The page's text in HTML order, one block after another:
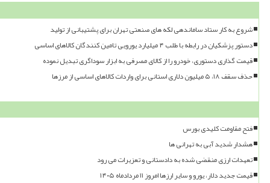
شروع به کار ستاد ساماندهی لکه های صنعتی تهران برای پشتیبانی از تولید
دستور پزشکیان در رابطه با طلب ۴ میلیارد یورویی تامین کنندگان کالاهای اساسی
قیمت گذاری دستوری، خودرو را از کالای مصرفی به ابزار سوداگری تبدیل نموده
حذف سقف ۱۸، ۵ میلیون دلاری استانی برای واردات کالاهای اساسی از مرزها
فتح مقاومت کلیدی بورس
هشدار شدید آبی به تهرانی ها
تعهدات ارزی منقضی شده به دادستانی و تعزیرات می رود
قیمت جدید دلار، یورو و سایر ارزها امروز ۱۱ مردادماه ۱۴۰۵